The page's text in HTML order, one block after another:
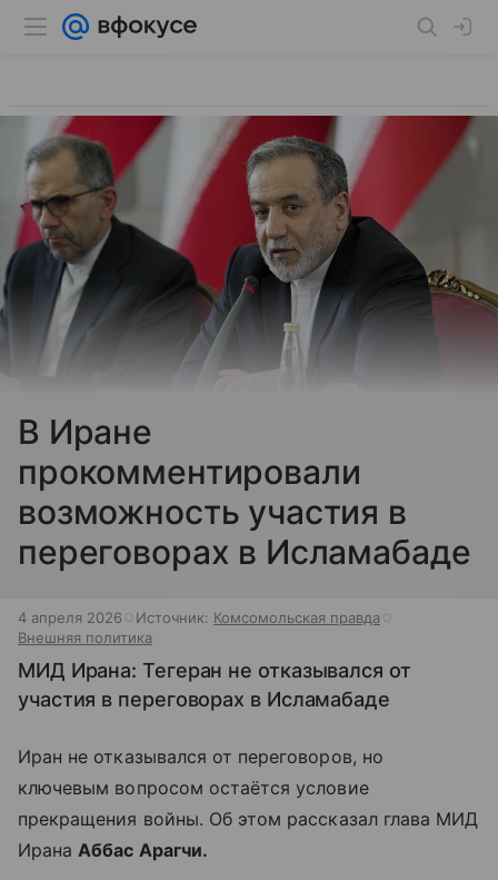
В Иране
прокомментировали
возможность участия в
переговорах в Исламабаде
4 апреля 2026 Источник: Комсомольская правда
Внешняя политика
МИД Ирана: Тегеран не отказывался от
участия в переговорах в Исламабаде
Иран не отказывался от переговоров, но
ключевым вопросом остаётся условие
прекращения войны. Об этом рассказал глава МИД
ИранаАббас Арагчи.